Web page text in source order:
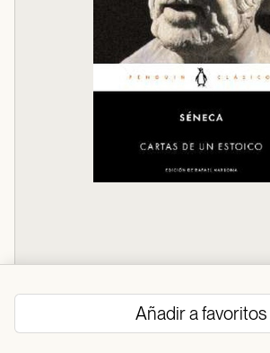
Añadir a favoritos